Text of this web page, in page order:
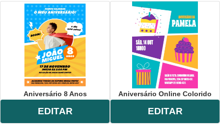
Aniversário 8 Anos
EDITAR
Aniversário Online Colorido
EDITAR